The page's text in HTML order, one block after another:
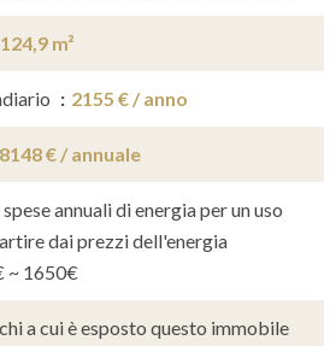
124,9 m²
2155 € / anno
8148 € / annuale
annuali di energia per un uso
dai prezzi dell'energia
~ 1650€
a cui è esposto questo immobile